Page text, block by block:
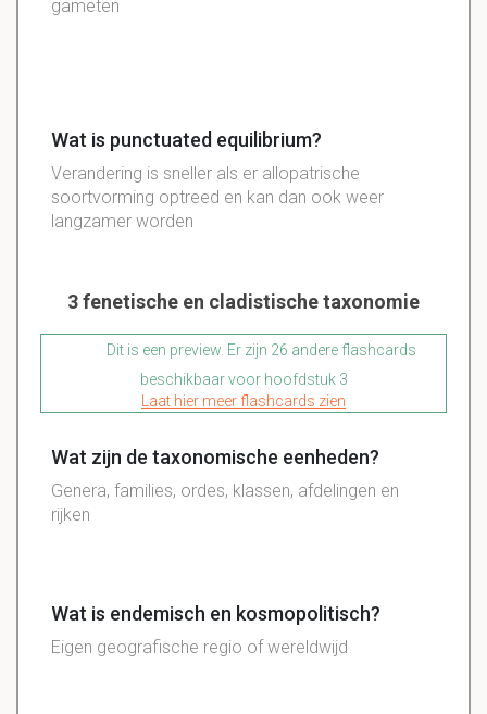
gameten
Wat is punctuated equilibrium?
Verandering is sneller als er allopatrische
soortvorming optreed en kan dan ook weer
langzamer worden
3 fenetische en cladistische taxonomie
Dit is een preview. Er zijn 26 andere flashcards
beschikbaar voor hoofdstuk 3
Laat hier meer flashcards zien
Wat zijn de taxonomische eenheden?
Genera, families, ordes, klassen, afdelingen en
rijken
Wat is endemisch en kosmopolitisch?
Eigen geografische regio of wereldwijd